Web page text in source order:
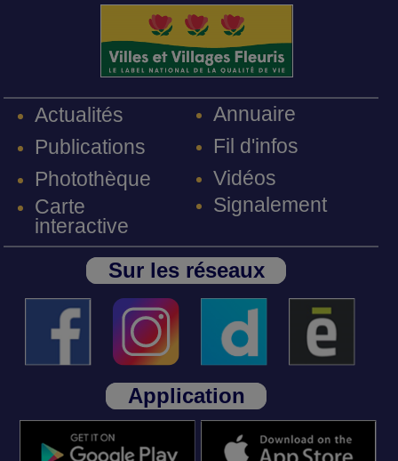
Actualités
Publications
Photothèque
Carte
interactive
Annuaire
Fil d'infos
Vidéos
Signalement
Sur les réseaux
Application